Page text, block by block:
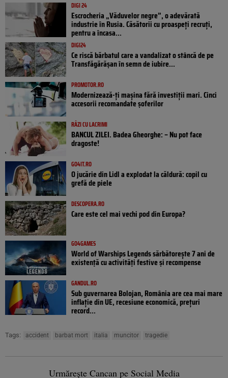
DIGI 24
Escrocheria „Văduvelor negre”, o adevărată
industrie în Rusia. Căsătorii cu proaspeți recruți,
pentru a încasa...
DIGI24
Ce riscă bărbatul care a vandalizat o stâncă de pe
Transfăgărășan în semn de iubire...
PROMOTOR.RO
Modernizează-ți mașina fără investiții mari. Cinci
accesorii recomandate șoferilor
RÂZI CU LACRIMI
BANCUL ZILEI. Badea Gheorghe: – Nu pot face
dragoste!
GO4IT.RO
O jucărie din Lidl a explodat la căldură: copil cu
grefă de piele
DESCOPERA.RO
Care este cel mai vechi pod din Europa?
GO4GAMES
World of Warships Legends sărbătorește 7 ani de
existență cu activități festive și recompense
GANDUL.RO
Sub guvernarea Bolojan, România are cea mai mare
inflație din UE, recesiune economică, prețuri
record...
Tags: accident barbat mort italia muncitor tragedie
Urmărește Cancan pe Social Media